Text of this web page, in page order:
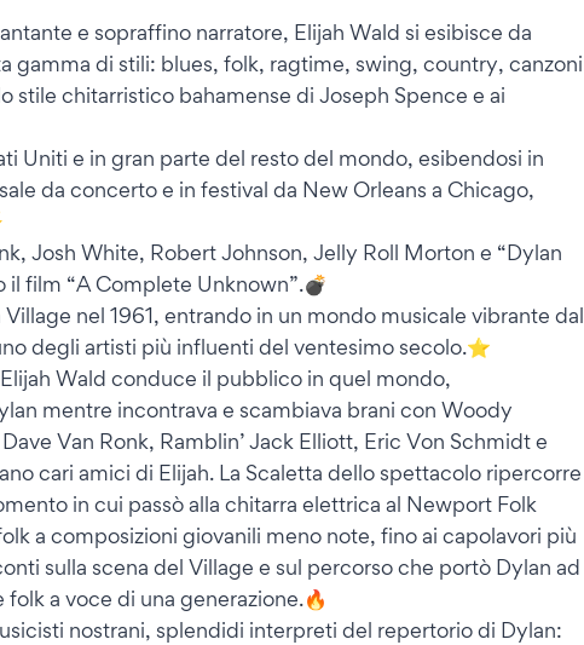
e sopraffino narratore, Elijah Wald si esibisce da
gamma di stili: blues, folk, ragtime, swing, country, canzoni
stile chitarristico bahamense di Joseph Spence e ai
Uniti e in gran parte del resto del mondo, esibendosi in
da concerto e in festival da New Orleans a Chicago,
Josh White, Robert Johnson, Jelly Roll Morton e “Dylan
il film “A Complete Unknown”.💣
nel 1961, entrando in un mondo musicale vibrante dal
degli artisti più influenti del ventesimo secolo.⭐
Wald conduce il pubblico in quel mondo,
mentre incontrava e scambiava brani con Woody
Van Ronk, Ramblin’ Jack Elliott, Eric Von Schmidt e
cari amici di Elijah. La Scaletta dello spettacolo ripercorre
in cui passò alla chitarra elettrica al Newport Folk
a composizioni giovanili meno note, fino ai capolavori più
sulla scena del Village e sul percorso che portò Dylan ad
a voce di una generazione.🔥
nostrani, splendidi interpreti del repertorio di Dylan: